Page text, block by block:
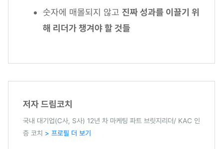
숫자에 매몰되지 않고 진짜 성과를 이끌기 위
해 리더가 챙겨야 할 것들
저자 드림코치
국내 대기업(C사, S사) 12년 차 마케팅 파트 브릿지리더/ KAC 인
증 코치 > 프로필 더 보기